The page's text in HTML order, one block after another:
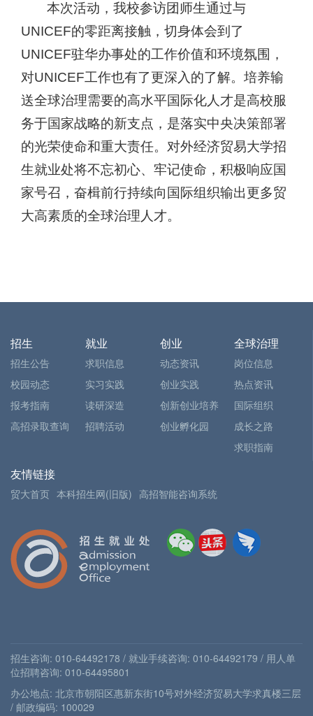
本次活动，我校参访团师生通过与
UNICEF的零距离接触，切身体会到了
UNICEF驻华办事处的工作价值和环境氛围 ，
对UNICEF工作也有了更深入的了解。 培养输
送全球治理需要的高水平国际化人才是高校服
务于国家战略的新支点，是落实中央决策部署
的光荣使命和重大责任。对外经济贸易大学招
生就业处将不忘初心、牢记使命，积极响应国
家号召， 奋楫前行持续向国际组织输出更多贸
大高素质的全球治理人才。
招生
招生公告
校园动态
报考指南
高招录取查询
就业
求职信息
实习实践
读研深造
招聘活动
创业
动态资讯
创业实践
创新创业培养
创业孵化园
全球治理
岗位信息
热点资讯
国际组织
成长之路
求职指南
友情链接
贸大首页 本科招生网(旧版) 高招智能咨询系统
招生咨询: 010-64492178 / 就业手续咨询: 010-64492179 / 用人单
位招聘咨询: 010-64495801
办公地点: 北京市朝阳区惠新东街10号对外经济贸易大学求真楼三层
/ 邮政编码: 100029